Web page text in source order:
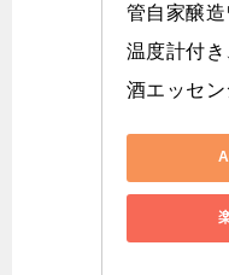
管自家醸造
温度計付
酒エッセン